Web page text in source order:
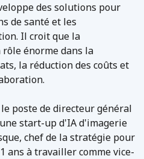
des solutions pour
de santé et les
Il croit que la
énorme dans la
la réduction des coûts et
poste de directeur général
start-up d'IA d'imagerie
chef de la stratégie pour
ans à travailler comme vice-